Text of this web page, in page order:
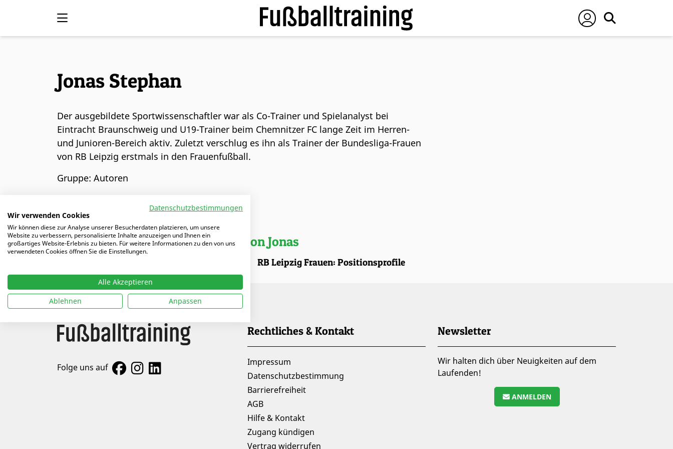
Jonas Stephan
Der ausgebildete Sportwissenschaftler war als Co-Trainer und Spielanalyst bei
Eintracht Braunschweig und U19-Trainer beim Chemnitzer FC lange Zeit im Herren-
und Junioren-Bereich aktiv. Zuletzt verschlug es ihn als Trainer der Bundesliga-Frauen
von RB Leipzig erstmals in den Frauenfußball.
Gruppe: Autoren
ALLE AUTOREN Artikel von Jonas
RB Leipzig Frauen: Positionsprofile
Folge uns auf
Rechtliches & Kontakt
Impressum
Datenschutzbestimmung
Barrierefreiheit
AGB
Hilfe & Kontakt
Zugang kündigen
Vertrag widerrufen
Newsletter
Wir halten dich über Neuigkeiten auf dem
Laufenden!
ANMELDEN
Datenschutzbestimmungen
Wir verwenden Cookies
Wir können diese zur Analyse unserer Besucherdaten platzieren, um unsere
Website zu verbessern, personalisierte Inhalte anzuzeigen und Ihnen ein
großartiges Website-Erlebnis zu bieten. Für weitere Informationen zu den von uns
verwendeten Cookies öffnen Sie die Einstellungen.
Alle Akzeptieren
Ablehnen
Anpassen